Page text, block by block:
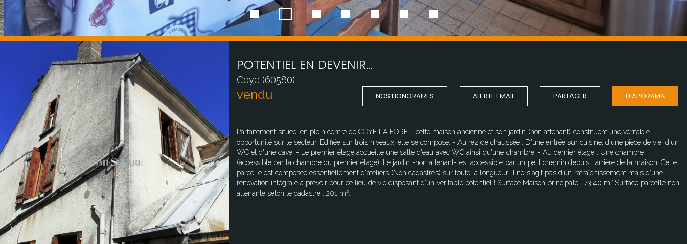
POTENTIEL EN DEVENIR...
Coye (60580)
vendu NOS HONORAIRES ALERTE EMAIL PARTAGER DIAPORAMA
Parfaitement située, en plein centre de COYE LA FORET, cette maison ancienne et son jardin (non attenant) constituent une véritable
opportunité sur le secteur. Edifiée sur trois niveaux, elle se compose: - Au rez de chaussée : D'une entrée sur cuisine, d'une pièce de vie, d'un
WC et d'une cave. - Le premier étage accueille une salle d'eau avec WC ainsi qu'une chambre. - Au dernier étage : Une chambre
(accessible par la chambre du premier étage). Le jardin -non attenant- est accessible par un petit chemin depuis l'arrière de la maison. Cette
parcelle est composée essentiellement d'ateliers (Non cadastrés) sur toute la longueur. Il ne s'agit pas d'un rafraîchissement mais d'une
rénovation intégrale à prévoir pour ce lieu de vie disposant d'un véritable potentiel ! Surface Maison principale : 73,40 m² Surface parcelle non
attenante selon le cadastre : 201 m².